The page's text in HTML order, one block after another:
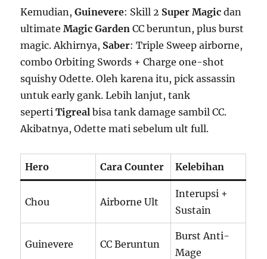
Kemudian,Guinevere: Skill 2 Super Magic dan
ultimateMagic Garden CC beruntun, plus burst
magic. Akhirnya, Saber: Triple Sweep airborne,
combo Orbiting Swords + Charge one-shot
squishy Odette. Oleh karena itu, pick assassin
untuk early gank. Lebih lanjut, tank
sepertiTigreal bisa tank damage sambil CC.
Akibatnya, Odette mati sebelum ult full.
Hero Cara Counter Kelebihan
Chou Airborne Ult
Interupsi +
Sustain
Guinevere CC Beruntun
Burst Anti-
Mage